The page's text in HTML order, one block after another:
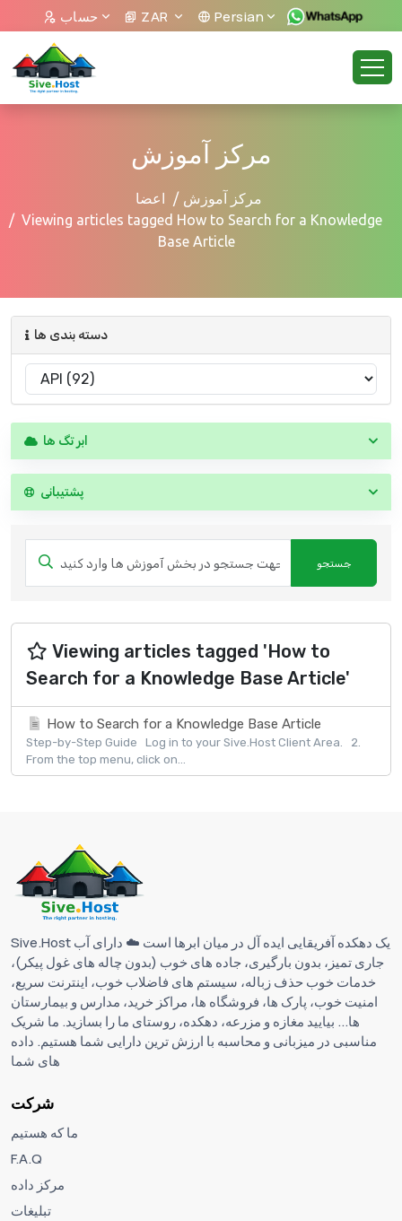
حساب ZAR Persian
مرکز آموزش
اعضا
مرکز آموزش
Viewing articles tagged How to Search for a Knowledge
Base Article
دسته بندی ها
ابر تگ ها
پشتیبانی
Viewing articles tagged 'How to
Search for a Knowledge Base Article'
How to Search for a Knowledge Base Article
Step-by-Step Guide Log in to your Sive.Host Client Area. 2.
From the top menu, click on...
Sive.Host یک دهکده آفریقایی ایده آل در میان ابرها است ☁️ دارای آب
جاری تمیز، بدون بارگیری، جاده های خوب (بدون چاله های غول پیکر)،
خدمات خوب حذف زباله، سیستم های فاضلاب خوب، اینترنت سریع،
امنیت خوب، پارک ها، فروشگاه ها، مراکز خرید، مدارس و بیمارستان
ها... بیایید مغازه و مزرعه، دهکده، روستای ما را بسازید. ما شریک
مناسبی در میزبانی و محاسبه با ارزش ترین دارایی شما هستیم. داده
های شما
شرکت
ما که هستیم
F.A.Q
مرکز داده
تبلیغات